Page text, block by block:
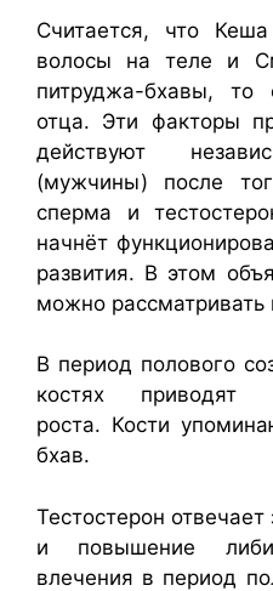
Считается, что
волосы на теле и
питруджа-бхавы, то
отца. Эти факторы
действуют
(мужчины) после
сперма и
начнёт
развития. В этом
можно
В период полового
костях
роста. Кости
бхав.
Тестостерон
и повышение
влечения в период